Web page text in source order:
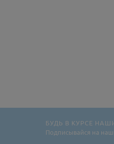
БУДЬ В КУРСЕ
Подписывайся на